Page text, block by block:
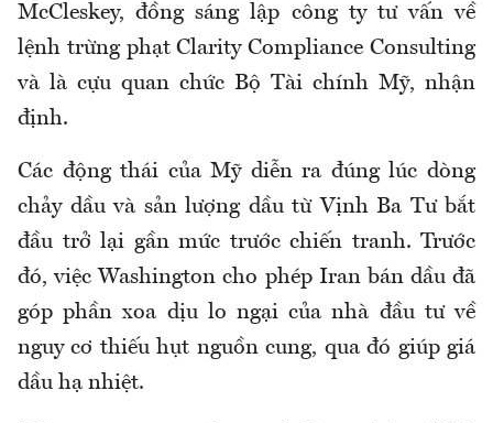
McCleskey, đồng sáng lập công ty tư vấn về
lệnh trừng phạt Clarity Compliance Consulting
và là cựu quan chức Bộ Tài chính Mỹ, nhận
định.
Các động thái của Mỹ diễn ra đúng lúc dòng
chảy dầu và sản lượng dầu từ Vịnh Ba Tư bắt
đầu trở lại gần mức trước chiến tranh. Trước
đó, việc Washington cho phép Iran bán dầu đã
góp phần xoa dịu lo ngại của nhà đầu tư về
nguy cơ thiếu hụt nguồn cung, qua đó giúp giá
dầu hạ nhiệt.